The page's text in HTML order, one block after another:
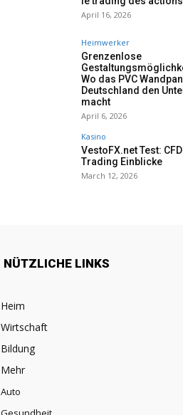
April 16, 2026
Heimwerker
Grenzenlose
Wo das PVC
Deutschland den
macht
April 6, 2026
Kasino
VestoFX.net Test:
Trading Einblicke
March 12, 2026
NÜTZLICHE LINKS
Heim
Wirtschaft
Bildung
Mehr
Auto